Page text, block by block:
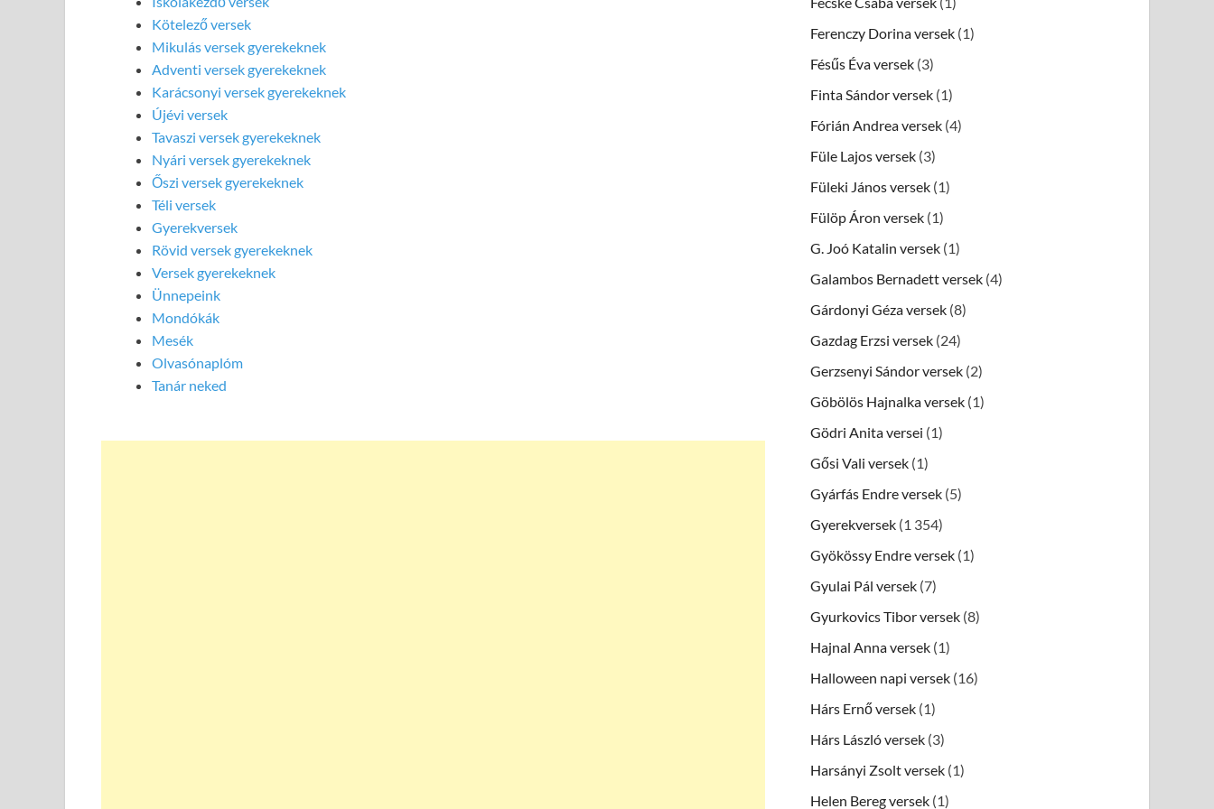
Kötelező versek
Mikulás versek gyerekeknek
Adventi versek gyerekeknek
Karácsonyi versek gyerekeknek
Újévi versek
Tavaszi versek gyerekeknek
Nyári versek gyerekeknek
Őszi versek gyerekeknek
Téli versek
Gyerekversek
Rövid versek gyerekeknek
Versek gyerekeknek
Ünnepeink
Mondókák
Mesék
Olvasónaplóm
Tanár neked
Ferenczy Dorina versek (1)
Fésűs Éva versek (3)
Finta Sándor versek (1)
Fórián Andrea versek (4)
Füle Lajos versek (3)
Füleki János versek (1)
Fülöp Áron versek (1)
G. Joó Katalin versek (1)
Galambos Bernadett versek (4)
Gárdonyi Géza versek (8)
Gazdag Erzsi versek (24)
Gerzsenyi Sándor versek (2)
Göbölös Hajnalka versek (1)
Gödri Anita versei (1)
Gősi Vali versek (1)
Gyárfás Endre versek (5)
Gyerekversek (1 354)
Gyökössy Endre versek (1)
Gyulai Pál versek (7)
Gyurkovics Tibor versek (8)
Hajnal Anna versek (1)
Halloween napi versek (16)
Hárs Ernő versek (1)
Hárs László versek (3)
Harsányi Zsolt versek (1)
Helen Bereg versek (1)